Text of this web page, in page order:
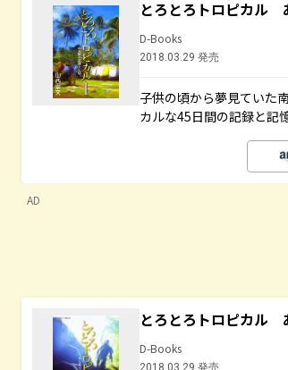
とろとろトロピカル
D-Books
2018.03.29 発売
子供の頃から夢見ていた
カルな45日間の記録と記憶
AD
とろとろトロピカル
D-Books
2018.03.29 発売